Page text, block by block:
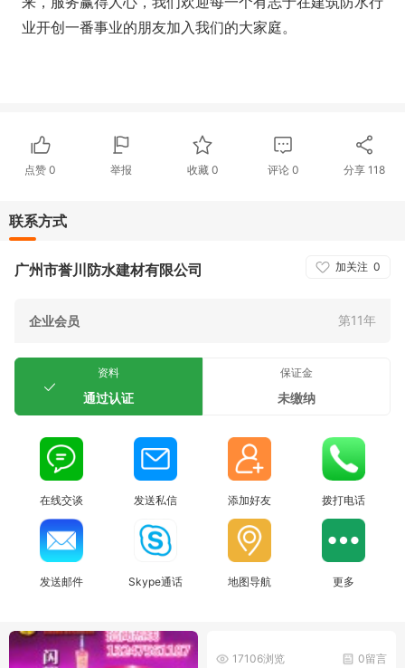
业开创一番事业的朋友加入我们的大家庭。
点赞0 举报 收藏 0 评论0 分享118
联系方式
加关注 0
广州市誉川防水建材有限公司
企业会员 第11年
资料
通过认证
保证金
未缴纳
在线交谈 发送私信 添加好友 拨打电话
发送邮件 Skype通话 地图导航 更多
0留言
17106浏览